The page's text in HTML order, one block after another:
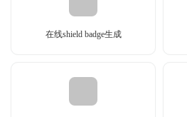
在线shield badge生成